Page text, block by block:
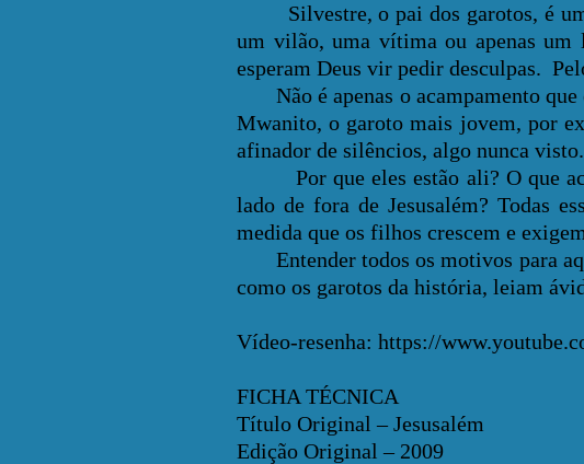
Silvestre, o pai dos garotos, é um
um vilão, uma vítima ou apenas um
esperam Deus vir pedir desculpas.
Não é apenas o acampamento que
Mwanito, o garoto mais jovem, por
afinador de silêncios, algo nunca
Por que eles estão ali? O que
lado de fora de Jesusalém? Todas
medida que os filhos crescem e
Entender todos os motivos para
como os garotos da história, leiam
Vídeo-resenha: https://
FICHA TÉCNICA
Título Original – Jesusalém
Edição Original – 2009